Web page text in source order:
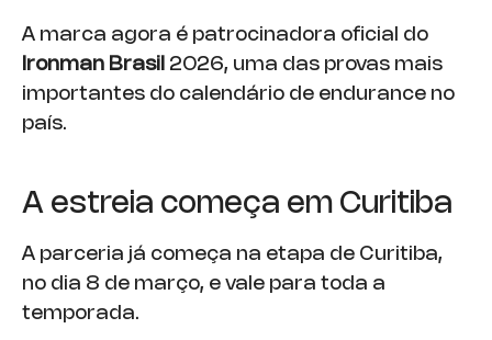
A marca agora é patrocinadora oficial do
Ironman Brasil 2026, uma das provas mais
importantes do calendário de endurance no
país.
A estreia começa em Curitiba
A parceria já começa na etapa de Curitiba,
no dia 8 de março, e vale para toda a
temporada.